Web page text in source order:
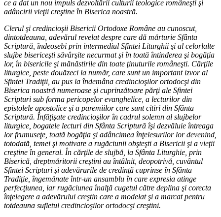
ce a dat un nou impuls dezvoltării culturii teologice româneşti şi
adâncirii vieţii creştine în Biserica noastră.
Clerul şi credincioşii Bisericii Ortodoxe Române au cunoscut,
dintotdeauna, adevărul revelat despre care dă mărturie Sfânta
Scriptură, îndeosebi prin intermediul Sfintei Liturghii şi al celorlalte
slujbe bisericeşti săvârşite necurmat şi în toată întinderea şi bogăţia
lor, în bisericile şi mănăstirile din toate ţinuturile româneşti. Cărţile
liturgice, peste douăzeci la număr, care sunt un important izvor al
Sfintei Tradiţii, au pus la îndemâna credincioşilor ortodocşi din
Biserica noastră numeroase şi cuprinzătoare părţi ale Sfintei
Scripturi sub forma pericopelor evanghelice, a lecturilor din
epistolele apostolice şi a paremiilor care sunt citiri din Sfânta
Scriptură. Înfăţişate credincioşilor în cadrul solemn al slujbelor
liturgice, bogatele lecturi din Sfânta Scriptură îşi dezvăluie întreaga
lor frumuseţe, toată bogăţia şi adâncimea înţelesurilor lor devenind,
totodată, temei şi motivare a rugăciunii obşteşti a Bisericii şi a vieţii
creştine în general. În cărţile de slujbă, la Sfânta Liturghie, prin
Biserică, dreptmăritorii creştini au întâlnit, deopotrivă, cuvântul
Sfintei Scripturi şi adevărurile de credinţă cuprinse în Sfânta
Tradiţie, îngemănate într-un ansamblu în care expresia atinge
perfecţiunea, iar rugăciunea înalţă cugetul către deplina şi corecta
înţelegere a adevărului creştin care a modelat şi a marcat pentru
totdeauna sufletul credincioşilor ortodocşi creştini.